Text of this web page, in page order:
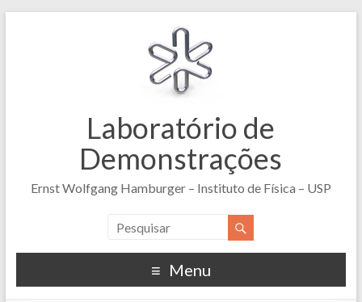
Laboratório de
Demonstrações
Ernst Wolfgang Hamburger – Instituto de Física – USP
Menu